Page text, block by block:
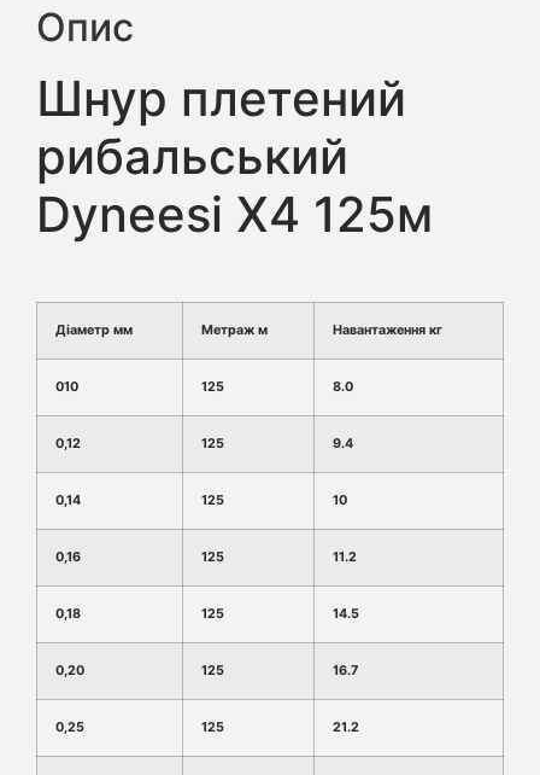
Опис
Шнур плетений
рибальський
Dyneesi X4 125м
Діаметр мм Метраж м Навантаження кг
010 125 8.0
0,12 125 9.4
0,14 125 10
0,16 125 11.2
0,18 125 14.5
0,20 125 16.7
0,25 125 21.2